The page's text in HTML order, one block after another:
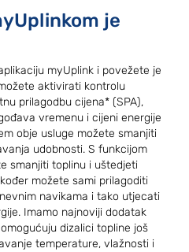
je
myUplink i povežete je
aktivirati kontrolu
prilagodbu cijena* (SPA),
vremenu i cijeni energije
obje usluge možete smanjiti
udobnosti. S funkcijom
smanjiti toplinu i uštedjeti
možete sami prilagoditi
navikama i tako utjecati
Imamo najnoviji dodatak
dizalici topline još
temperature, vlažnosti i